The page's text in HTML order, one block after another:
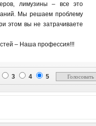
лимузины – все это
Мы решаем проблему
этом вы не затрачиваете
– Наша профессия!!!
3 4 5